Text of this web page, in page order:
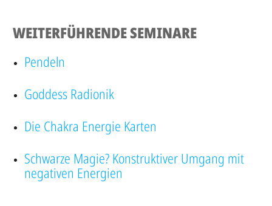
WEITERFÜHRENDE SEMINARE
Pendeln
Goddess Radionik
Die Chakra Energie Karten
Schwarze Magie? Konstruktiver Umgang mit
negativen Energien